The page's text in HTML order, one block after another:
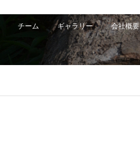
チーム ギャラリー 会社概要